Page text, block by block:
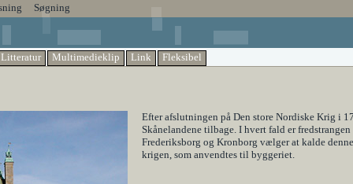
Søgning
Litteratur Multimedieklip Link Fleksibel
Efter afslutningen på Den store Nordiske Krig i
Skånelandene tilbage. I hvert fald er
Frederiksborg og Kronborg vælger at kalde
krigen, som anvendtes til byggeriet.